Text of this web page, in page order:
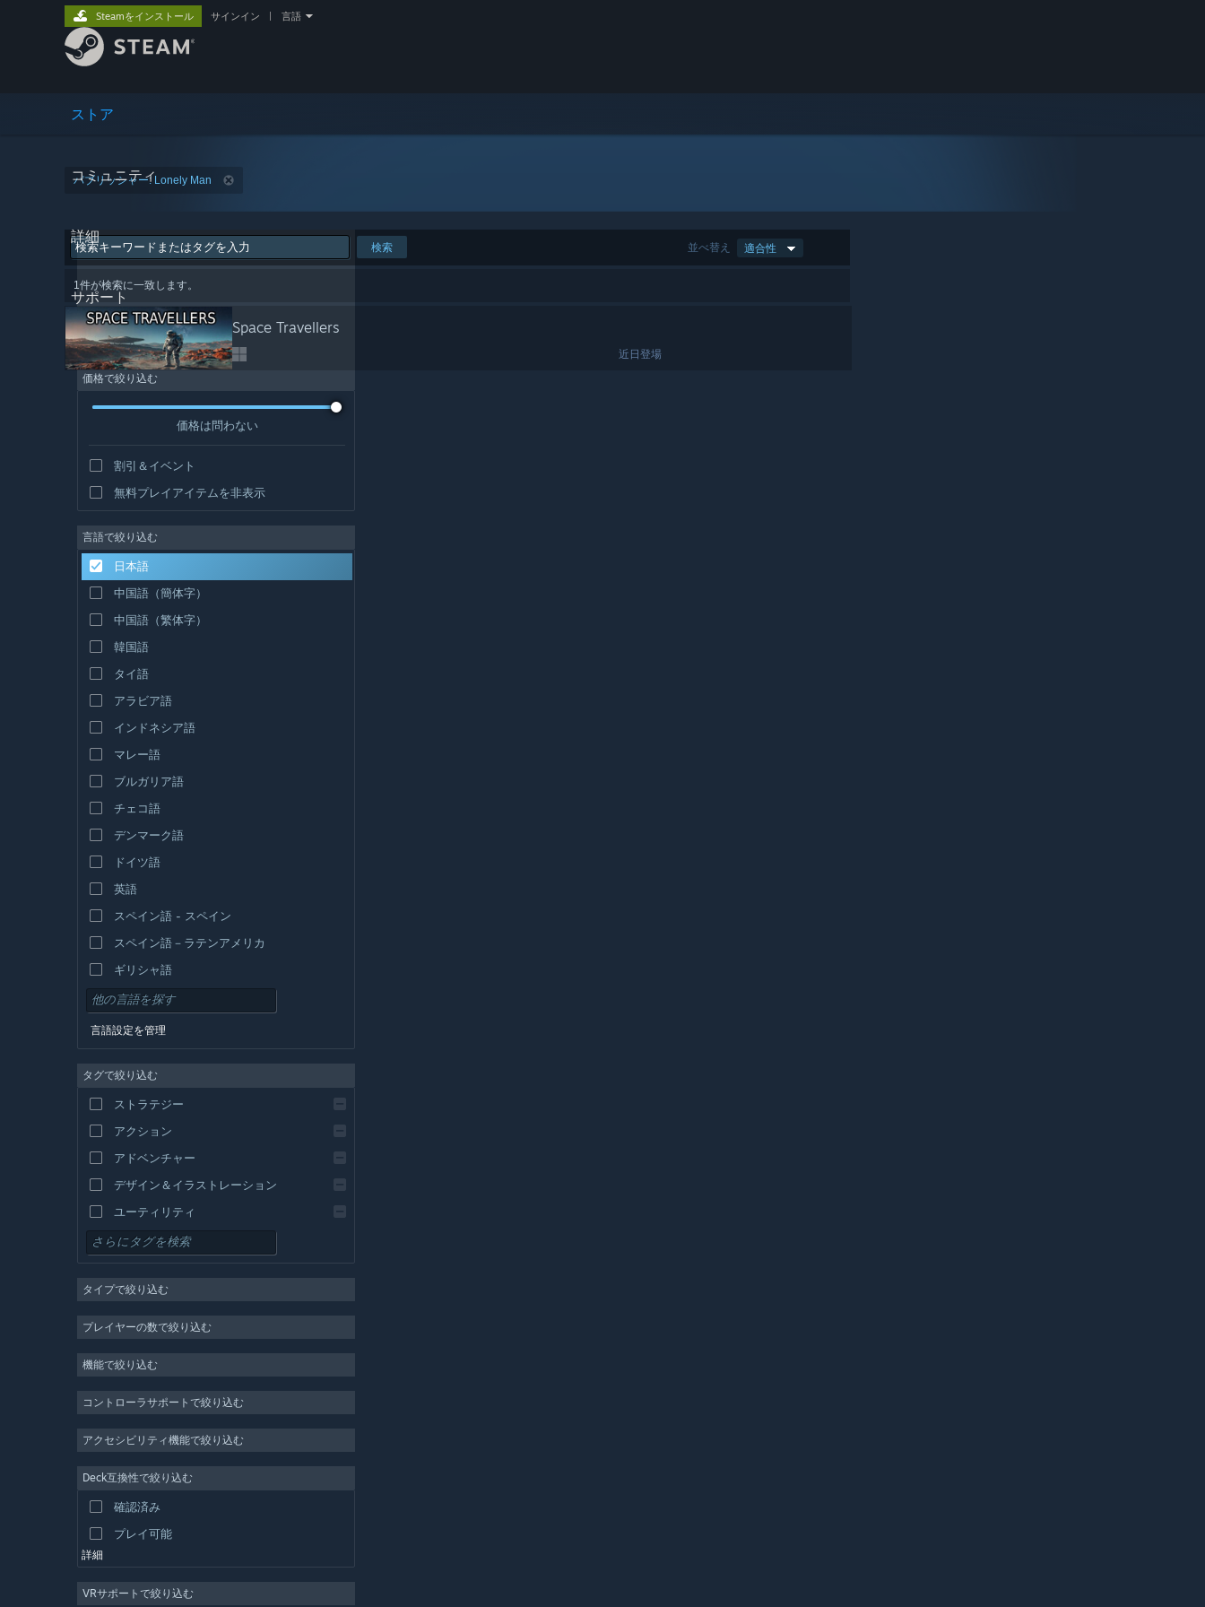
ストア
コミュニティ
詳細
サポート
Steamをインストール サインイン 言語
パブリッシャー: Lonely Man
並べ替え 適合性
検索
1件が検索に一致します。
Space Travellers
近日登場
価格で絞り込む
価格は問わない
割引＆イベント
無料プレイアイテムを非表示
言語で絞り込む
日本語
中国語（簡体字）
中国語（繁体字）
韓国語
タイ語
アラビア語
インドネシア語
マレー語
ブルガリア語
チェコ語
デンマーク語
ドイツ語
英語
スペイン語 - スペイン
スペイン語－ラテンアメリカ
ギリシャ語
言語設定を管理
タグで絞り込む
ストラテジー
アクション
アドベンチャー
デザイン＆イラストレーション
ユーティリティ
無料プレイ
MMO
インディー
カジュアル
シミュレーション
動画制作
写真編集
タイプで絞り込む
プレイヤーの数で絞り込む
機能で絞り込む
コントローラサポートで絞り込む
アクセシビリティ機能で絞り込む
Deck互換性で絞り込む
確認済み
プレイ可能
詳細
VRサポートで絞り込む